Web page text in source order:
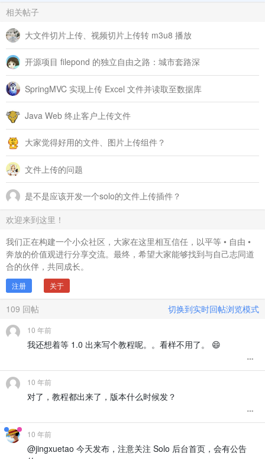
相关帖子
大文件切片上传、视频切片上传转 m3u8 播放
开源项目 filepond 的独立自由之路：城市套路深
SpringMVC 实现上传 Excel 文件并读取至数据库
Java Web 终止客户上传文件
大家觉得好用的文件、图片上传组件？
文件上传的问题
是不是应该开发一个solo的文件上传插件？
欢迎来到这里！
我们正在构建一个小众社区，大家在这里相互信任，以平等 • 自由 •
奔放的价值观进行分享交流。最终，希望大家能够找到与自己志同道
合的伙伴，共同成长。
注册 关于
109 回帖 切换到实时回帖浏览模式
10 年前
我还想着等 1.0 出来写个教程呢。。看样不用了。 😄
10 年前
对了，教程都出来了，版本什么时候发？
10 年前
@jingxuetao 今天发布，注意关注 Solo 后台首页，会有公告